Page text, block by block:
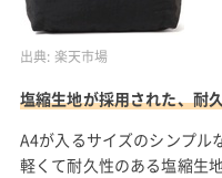
出典: 楽天市場
塩縮生地が採用された、耐
A4が入るサイズのシンプル
軽くて耐久性のある塩縮生